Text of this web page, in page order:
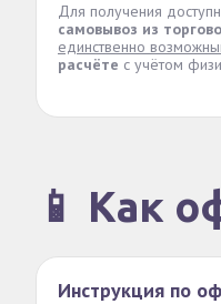
Для получения
самовывоз из
единственно
расчёте с учётом
📱 Как
Инструкция по